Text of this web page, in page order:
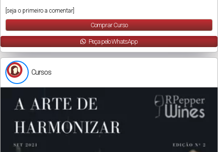
[seja o primeiro a comentar]
Comprar Curso
Peça pelo WhatsApp
Cursos